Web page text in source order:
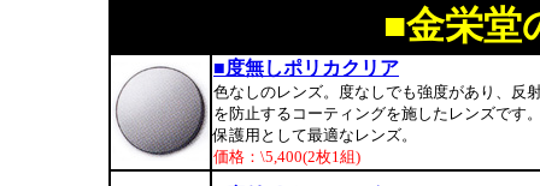
■金栄堂
■度無しポリカクリア
色なしのレンズ。度なしでも強度があり、反
を防止するコーティングを施したレンズです
保護用として最適なレンズ。
価格：\5,400(2枚1組)